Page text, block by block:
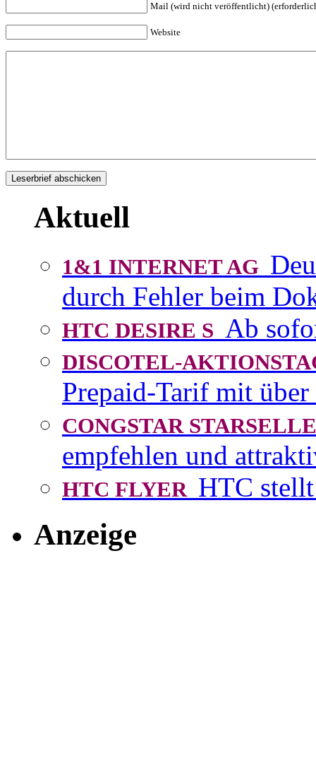
Mail (wird nicht veröffentlicht)
Website
Aktuell
1&1 INTERNET AG
durch Fehler beim
HTC DESIRE S Ab
DISCOTEL-
Prepaid-Tarif mit
CONGSTAR
empfehlen und
HTC FLYER HTC
Anzeige